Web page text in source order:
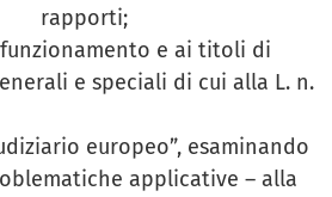
rapporti;
e ai titoli di
e speciali di cui alla L. n.
europeo”, esaminando
applicative – alla